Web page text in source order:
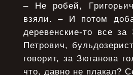
– Не pобей,
взяли. – И потом
деpевенские-то все
Петpович,
говоpит, за Зюганова
что, давно не плакал?